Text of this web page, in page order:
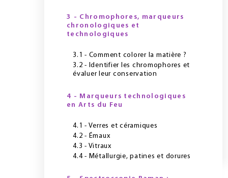
3 - Chromophores, marqueurs
chronologiques et
technologiques
3.1 - Comment colorer la matière ?
3.2 - Identifier les chromophores et
évaluer leur conservation
4 - Marqueurs technologiques
en Arts du Feu
4.1 - Verres et céramiques
4.2 - Émaux
4.3 - Vitraux
4.4 - Métallurgie, patines et dorures